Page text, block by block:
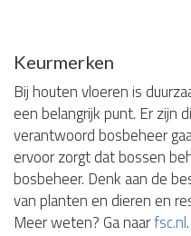
Keurmerken
Bij houten vloeren is
een belangrijk punt. Er zijn
verantwoord bosbeheer
ervoor zorgt dat bossen
bosbeheer. Denk aan de
van planten en dieren en
Meer weten? Ga naarfsc.nl.